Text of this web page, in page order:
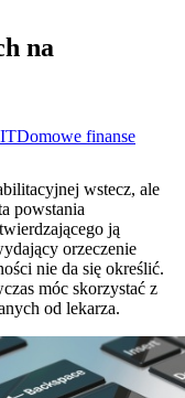
na
Domowe finanse
wstecz, ale
powstania
ją
orzeczenie
nie da się określić.
móc skorzystać z
od lekarza.